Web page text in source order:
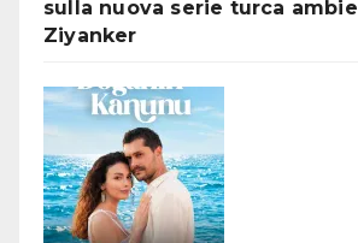
sulla nuova serie turca
Ziyanker